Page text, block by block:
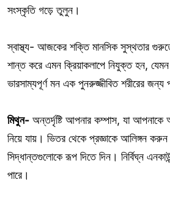
সংস্কৃতি গড়ে তুলুন।
স্বাস্থ্য- আজকের শক্তি মানসিক সুস্থতার
শান্ত করে এমন ক্রিয়াকলাপে নিযুক্ত হন, যেমন
ভারসাম্যপূর্ণ মন এক পুনরুজ্জীবিত শরীরের জন্য
মিথুন- অন্তর্দৃষ্টি আপনার কম্পাস, যা আপনাকে
নিয়ে যায়। ভিতর থেকে প্রজ্ঞাকে আলিঙ্গন
সিদ্ধান্তগুলোকে রূপ দিতে দিন। নির্বিঘ্ন
পারে।